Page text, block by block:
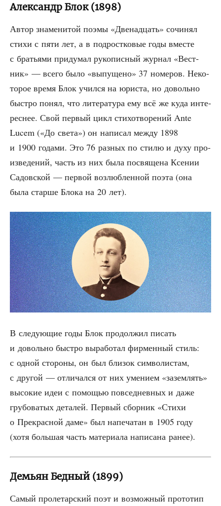
Александр Блок (1898)
Автор зна­ме­ни­той поэ­мы «Две­на­дцать» сочи­нял
сти­хи с пяти лет, а в под­рост­ко­вые годы вме­сте
с бра­тья­ми при­ду­мал руко­пис­ный жур­нал «Вест­
ник» — все­го было «выпу­ще­но» 37 номе­ров. Неко­
то­рое вре­мя Блок учил­ся на юри­ста, но доволь­но
быст­ро понял, что лите­ра­ту­ра ему всё же куда инте­
рес­нее. Свой пер­вый цикл сти­хо­тво­ре­ний Ante
Lucem («До све­та») он напи­сал меж­ду 1898
и 1900 года­ми. Это 76 раз­ных по сти­лю и духу про­
из­ве­де­ний, часть из них была посвя­ще­на Ксе­нии
Садов­ской — пер­вой воз­люб­лен­ной поэта (она
была стар­ше Бло­ка на 20 лет).
В сле­ду­ю­щие годы Блок про­дол­жил писать
и доволь­но быст­ро выра­бо­тал фир­мен­ный стиль:
с одной сто­ро­ны, он был бли­зок сим­во­ли­стам,
с дру­гой — отли­чал­ся от них уме­ни­ем «зазем­лять»
высо­кие идеи с помо­щью повсе­днев­ных и даже
гру­бо­ва­тых дета­лей. Пер­вый сбор­ник «Сти­хи
о Пре­крас­ной даме» был напе­ча­тан в 1905 году
(хотя боль­шая часть мате­ри­а­ла напи­са­на ранее).
Демьян Бедный (1899)
Самый про­ле­тар­ский поэт и воз­мож­ный про­то­тип